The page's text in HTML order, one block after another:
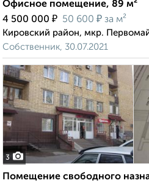
Офисное помещение, 89 м²
4 500 000 ₽ 50 600 ₽ за м²
Кировский район, мкр.
Собственник, 30.07.2021
3
Помещение свободного